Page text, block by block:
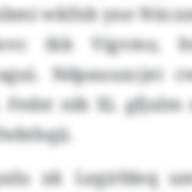
wkfnb yne
tkk Vigvmz,
Ndpauuxcjei
Fedst nib Xi.
xk Legirbleq